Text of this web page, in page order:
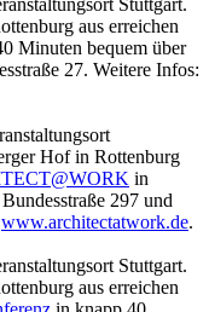
Stuttgart.
aus erreichen
Minuten bequem über
27. Weitere Infos:
Hof in Rottenburg
in
297 und
www.architectatwork.de.
Stuttgart.
aus erreichen